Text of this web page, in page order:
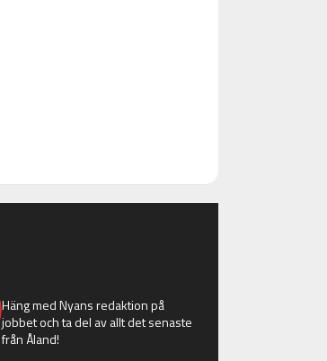
Häng med Nyans redaktion på
jobbet och ta del av allt det senaste
från Åland!